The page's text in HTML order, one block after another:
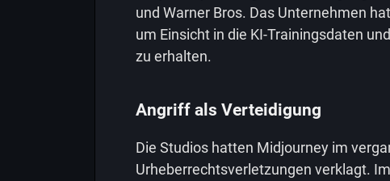
und Warner Bros. Das Unternehmen
um Einsicht in die KI-Trainingsdaten
zu erhalten.
Angriff als Verteidigung
Die Studios hatten Midjourney im
Urheberrechtsverletzungen verklagt.